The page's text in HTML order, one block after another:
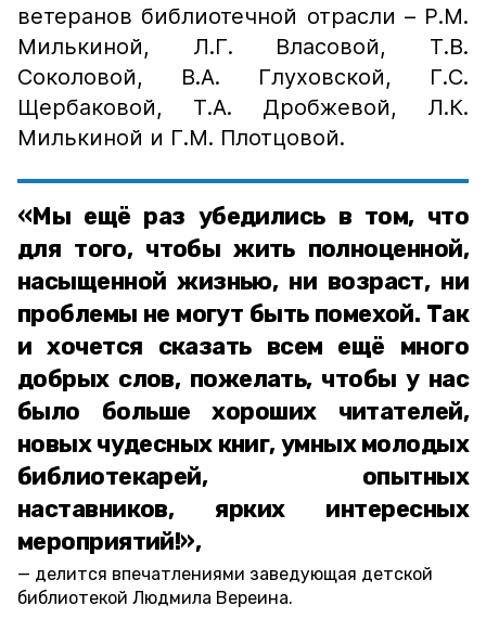
ветеранов библиотечной отрасли – Р.М.
Милькиной, Л.Г. Власовой, Т.В.
Соколовой, В.А. Глуховской, Г.С.
Щербаковой, Т.А. Дробжевой, Л.К.
Милькиной и Г.М. Плотцовой.
«Мы ещё раз убедились в том, что
для того, чтобы жить полноценной,
насыщенной жизнью, ни возраст, ни
проблемы не могут быть помехой. Так
и хочется сказать всем ещё много
добрых слов, пожелать, чтобы у нас
было больше хороших читателей,
новых чудесных книг, умных молодых
библиотекарей, опытных
наставников, ярких интересных
мероприятий!»,
делится впечатлениями заведующая детской
библиотекой Людмила Вереина.